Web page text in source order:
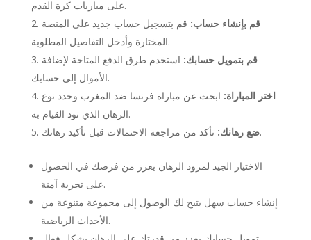
على مباريات كرة القدم.
قم بإنشاء حساب: قم بتسجيل حساب جديد على المنصة
المختارة وأدخل التفاصيل المطلوبة.
قم بتمويل حسابك: استخدم طرق الدفع المتاحة لإضافة
الأموال إلى حسابك.
اختر المباراة: ابحث عن مباراة فرنسا ضد المغرب وحدد نوع
الرهان الذي تود القيام به.
ضع رهانك:تأكد من مراجعة الاحتمالات قبل تأكيد رهانك.
الاختيار الجيد لمزود الرهان يعزز من فرصك في الحصول
على تجربة آمنة.
إنشاء حساب سهل يتيح لك الوصول إلى مجموعة متنوعة من
الأحداث الرياضية.